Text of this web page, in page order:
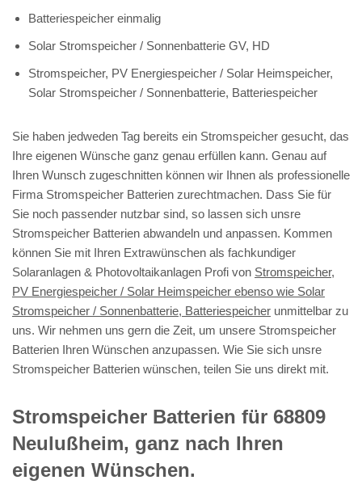
Batteriespeicher einmalig
Solar Stromspeicher / Sonnenbatterie GV, HD
Stromspeicher, PV Energiespeicher / Solar Heimspeicher,
Solar Stromspeicher / Sonnenbatterie, Batteriespeicher
Sie haben jedweden Tag bereits ein Stromspeicher gesucht, das
Ihre eigenen Wünsche ganz genau erfüllen kann. Genau auf
Ihren Wunsch zugeschnitten können wir Ihnen als professionelle
Firma Stromspeicher Batterien zurechtmachen. Dass Sie für
Sie noch passender nutzbar sind, so lassen sich unsre
Stromspeicher Batterien abwandeln und anpassen. Kommen
können Sie mit Ihren Extrawünschen als fachkundiger
Solaranlagen & Photovoltaikanlagen Profi von Stromspeicher,
PV Energiespeicher / Solar Heimspeicher ebenso wie Solar
Stromspeicher / Sonnenbatterie, Batteriespeicher unmittelbar zu
uns. Wir nehmen uns gern die Zeit, um unsere Stromspeicher
Batterien Ihren Wünschen anzupassen. Wie Sie sich unsre
Stromspeicher Batterien wünschen, teilen Sie uns direkt mit.
Stromspeicher Batterien für 68809
Neulußheim, ganz nach Ihren
eigenen Wünschen.